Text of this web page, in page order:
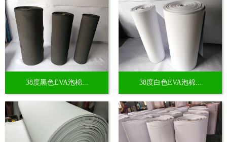
38度黑色EVA泡棉... 38度白色EVA泡棉...